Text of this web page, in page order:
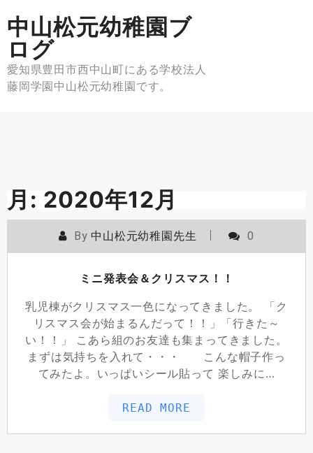
to
content
中山松元幼稚園ブ
ログ
愛知県豊田市西中山町にある学校法人
藤岡学園中山松元幼稚園です。
月: 2020年12月
By 中山松元幼稚園先生 0
ミニ発表会＆クリスマス！！
乳児棟がクリスマス一色になってきました。 「ク
リスマス会が始まるんだって！！」「行きた～
い！！」 こあら組のお友達も集まってきました。
まずは気持ちを入れて・・・ こんな帽子作っ
てみたよ。いっぱいシール貼って 楽しみに…
READ MORE